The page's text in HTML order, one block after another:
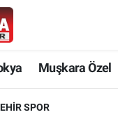
Muşkara Özel
SPOR
Durumu